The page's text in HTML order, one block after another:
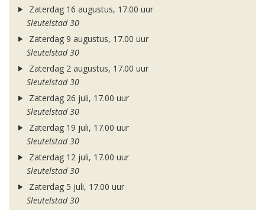
Zaterdag 16 augustus, 17.00 uur
Sleutelstad 30
Zaterdag 9 augustus, 17.00 uur
Sleutelstad 30
Zaterdag 2 augustus, 17.00 uur
Sleutelstad 30
Zaterdag 26 juli, 17.00 uur
Sleutelstad 30
Zaterdag 19 juli, 17.00 uur
Sleutelstad 30
Zaterdag 12 juli, 17.00 uur
Sleutelstad 30
Zaterdag 5 juli, 17.00 uur
Sleutelstad 30